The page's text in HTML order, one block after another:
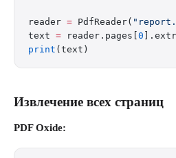
reader = PdfReader(
text = reader.pages[ 0
print (text)
Извлечение всех страниц
PDF Oxide: